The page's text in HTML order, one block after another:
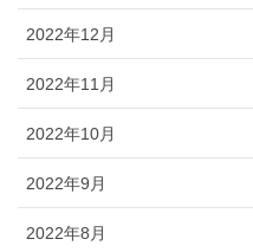
2022年12月
2022年11月
2022年10月
2022年9月
2022年8月